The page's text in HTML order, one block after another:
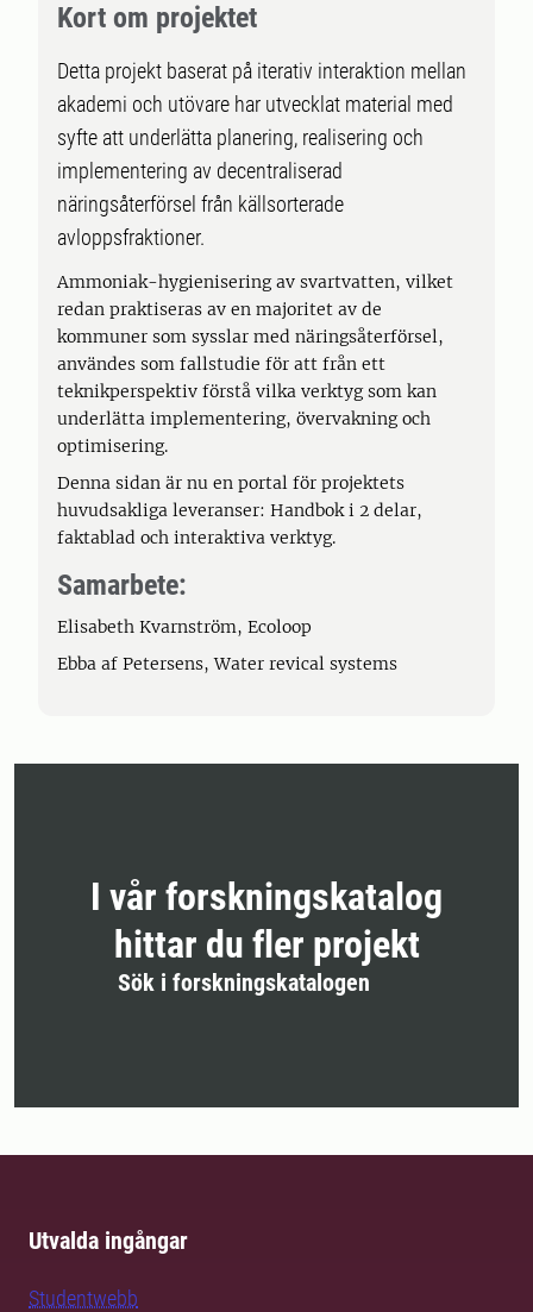
Kort om projektet
Detta projekt baserat på iterativ interaktion mellan
akademi och utövare har utvecklat material med
syfte att underlätta planering, realisering och
implementering av decentraliserad
näringsåterförsel från källsorterade
avloppsfraktioner.
Ammoniak-hygienisering av svartvatten, vilket
redan praktiseras av en majoritet av de
kommuner som sysslar med näringsåterförsel,
användes som fallstudie för att från ett
teknikperspektiv förstå vilka verktyg som kan
underlätta implementering, övervakning och
optimisering.
Denna sidan är nu en portal för projektets
huvudsakliga leveranser: Handbok i 2 delar,
faktablad och interaktiva verktyg.
Samarbete:
Elisabeth Kvarnström, Ecoloop
Ebba af Petersens, Water revical systems
I vår forskningskatalog
hittar du fler projekt
Sök i forskningskatalogen
Utvalda ingångar
Studentwebb